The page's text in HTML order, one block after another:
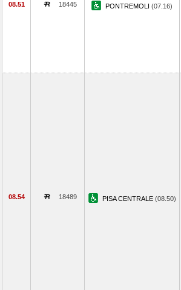
08.51 18445 PONTREMOLI (07.16)
08.54 18489 PISA CENTRALE (08.50)